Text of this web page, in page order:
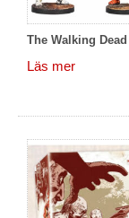
The Walking
Läs mer